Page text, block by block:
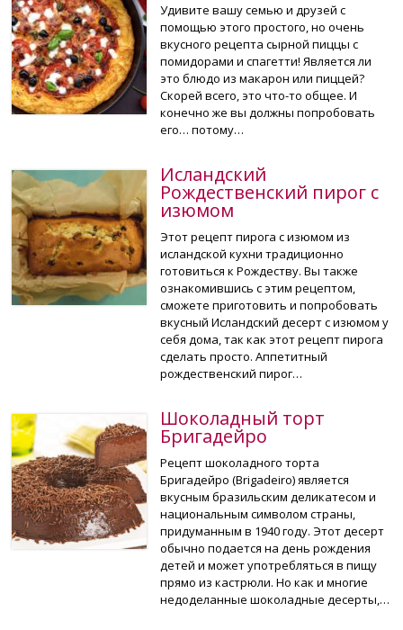
Удивите вашу семью и друзей с
помощью этого простого, но очень
вкусного рецепта сырной пиццы с
помидорами и спагетти! Является ли
это блюдо из макарон или пиццей?
Скорей всего, это что-то общее. И
конечно же вы должны попробовать
его… потому…
Исландский
Рождественский пирог с
изюмом
Этот рецепт пирога с изюмом из
исландской кухни традиционно
готовиться к Рождеству. Вы также
ознакомившись с этим рецептом,
сможете приготовить и попробовать
вкусный Исландский десерт с изюмом у
себя дома, так как этот рецепт пирога
сделать просто. Аппетитный
рождественский пирог…
Шоколадный торт
Бригадейро
Рецепт шоколадного торта
Бригадейро (Brigadeiro) является
вкусным бразильским деликатесом и
национальным символом страны,
придуманным в 1940 году. Этот десерт
обычно подается на день рождения
детей и может употребляться в пищу
прямо из кастрюли. Но как и многие
недоделанные шоколадные десерты,…